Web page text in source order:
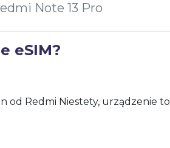
Note 13 Pro
eSIM?
od Redmi Niestety, urządzenie to